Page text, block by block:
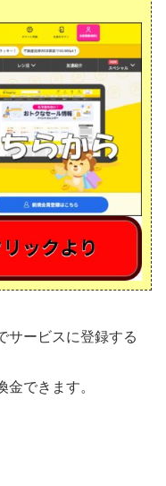
サービスに登録する
できます。